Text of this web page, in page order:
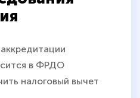
в ФРДО
налоговый вычет